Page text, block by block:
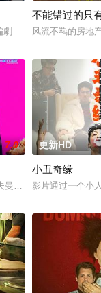
来，雅斯敏的约会对
Dead的喜劇《六樓后座》
不能错过的只
风流不羁的房地
合体，前提是他们得
Hon
7.0
Cooper Hoffman 饰
更新HD
小丑奇缘
影片通过一个小